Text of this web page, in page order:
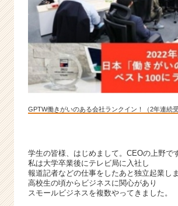
る
多
事
企
業
ン
ー・
成
長
企
GPTW働きがいのある会社ランクイン！（2年連続受
学生の皆様、はじめまして。CEOの上野で
私は大学卒業後にテレビ局に入社し
報道記者などの仕事をしたあと独立起業しま
高校生の頃からビジネスに関心があり
スモールビジネスを複数やってきました。